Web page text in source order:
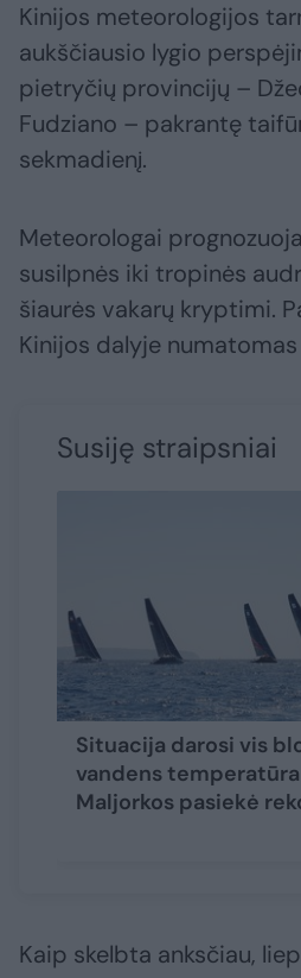
Kinijos meteorologijos
aukščiausio lygio
pietryčių provincijų –
Fudziano – pakrantę
sekmadienį.
Meteorologai
susilpnės iki tropinės
šiaurės vakarų kryptimi.
Kinijos dalyje
Susiję straipsniai
Situacija darosi vis
vandens
Maljorkos pasiekė
Kaip skelbta anksčiau,